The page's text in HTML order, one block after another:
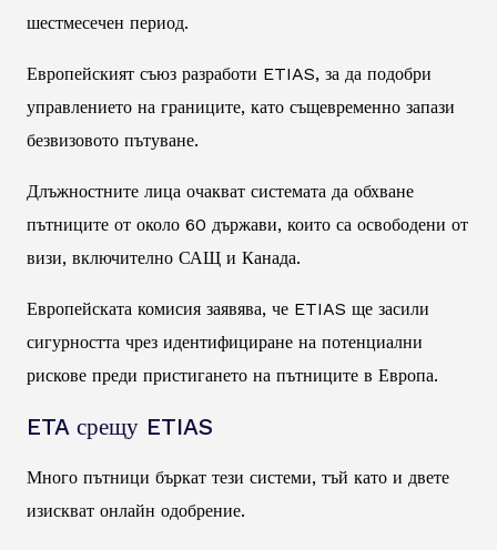
шестмесечен период.
Европейският съюз разработи ETIAS, за да подобри
управлението на границите, като същевременно запази
безвизовото пътуване.
Длъжностните лица очакват системата да обхване
пътниците от около 60 държави, които са освободени от
визи, включително САЩ и Канада.
Европейската комисия заявява, че ETIAS ще засили
сигурността чрез идентифициране на потенциални
рискове преди пристигането на пътниците в Европа.
ETA срещу ETIAS
Много пътници бъркат тези системи, тъй като и двете
изискват онлайн одобрение.